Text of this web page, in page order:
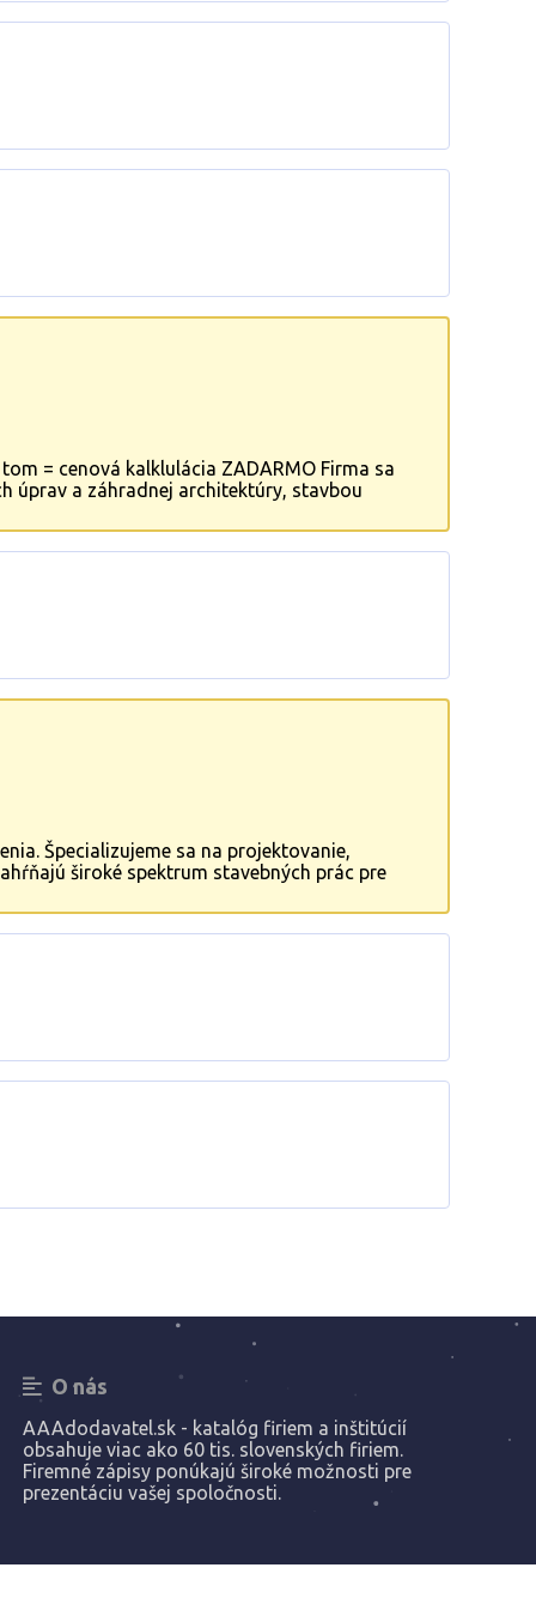
= cenová kalklulácia ZADARMO Firma sa
úprav a záhradnej architektúry, stavbou
Špecializujeme sa na projektovanie,
široké spektrum stavebných prác pre
O nás
AAAdodavatel.sk - katalóg firiem a inštitúcií
obsahuje viac ako 60 tis. slovenských firiem.
Firemné zápisy ponúkajú široké možnosti pre
prezentáciu vašej spoločnosti.